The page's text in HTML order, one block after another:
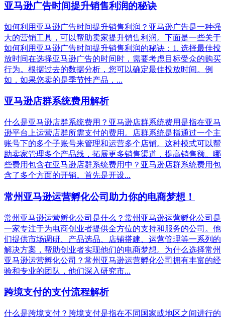
亚马逊广告时间提升销售利润的秘诀
如何利用亚马逊广告时间提升销售利润？亚马逊广告是一种强
大的营销工具，可以帮助卖家提升销售利润。下面是一些关于
如何利用亚马逊广告时间提升销售利润的秘诀：1. 选择最佳投
放时间在选择亚马逊广告的时间时，需要考虑目标受众的购买
行为。根据过去的数据分析，您可以确定最佳投放时间。例
如，如果您卖的是季节性产品，...
亚马逊店群系统费用解析
什么是亚马逊店群系统费用？亚马逊店群系统费用是指在亚马
逊平台上运营店群所需支付的费用。店群系统是指通过一个主
账号下的多个子账号来管理和运营多个店铺。这种模式可以帮
助卖家管理多个产品线，拓展更多销售渠道，提高销售额。哪
些费用包含在亚马逊店群系统费用中？亚马逊店群系统费用包
含了多个方面的开销。首先是开设...
常州亚马逊运营孵化公司助力你的电商梦想！
常州亚马逊运营孵化公司是什么？常州亚马逊运营孵化公司是
一家专注于为电商创业者提供全方位的支持和服务的公司。他
们提供市场调研、产品选品、店铺搭建、运营管理等一系列的
解决方案，帮助创业者实现他们的电商梦想。为什么选择常州
亚马逊运营孵化公司？常州亚马逊运营孵化公司拥有丰富的经
验和专业的团队，他们深入研究市...
跨境支付的支付流程解析
什么是跨境支付？跨境支付是指在不同国家或地区之间进行的